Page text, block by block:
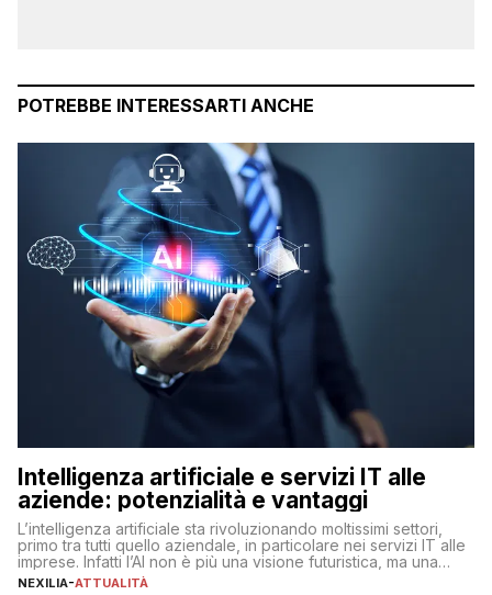
POTREBBE INTERESSARTI ANCHE
Intelligenza artificiale e servizi IT alle
aziende: potenzialità e vantaggi
L’intelligenza artificiale sta rivoluzionando moltissimi settori,
primo tra tutti quello aziendale, in particolare nei servizi IT alle
imprese. Infatti l’AI non è più una visione futuristica, ma una
realtà operativa che sta portando a un cambio significativo in
NEXILIA-ATTUALITÀ